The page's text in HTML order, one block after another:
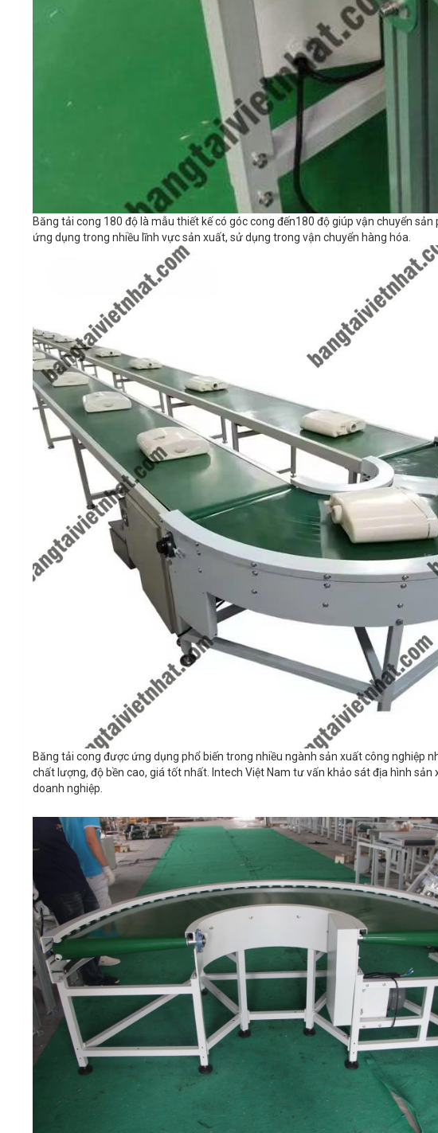
Băng tải cong 180 độ là mẫu thiết kế có góc cong đến180 độ giúp vận chuyển
ứng dụng trong nhiều lĩnh vực sản xuất, sử dụng trong vận chuyển hàng hóa.
Băng tải cong được ứng dụng phổ biến trong nhiều ngành sản xuất công nghiệp
chất lượng, độ bền cao, giá tốt nhất. Intech Việt Nam tư vấn khảo sát địa hình
doanh nghiệp.